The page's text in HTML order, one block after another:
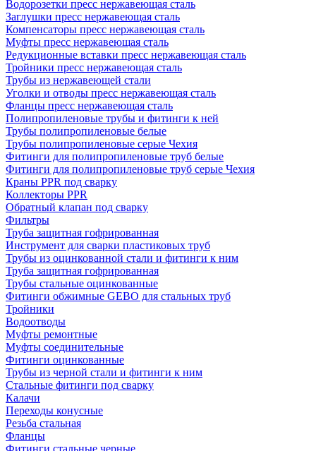
Водорозетки пресс нержавеющая сталь
Заглушки пресс нержавеющая сталь
Компенсаторы пресс нержавеющая сталь
Муфты пресс нержавеющая сталь
Редукционные вставки пресс нержавеющая сталь
Тройники пресс нержавеющая сталь
Трубы из нержавеющей стали
Уголки и отводы пресс нержавеющая сталь
Фланцы пресс нержавеющая сталь
Полипропиленовые трубы и фитинги к ней
Трубы полипропиленовые белые
Трубы полипропиленовые серые Чехия
Фитинги для полипропиленовые труб белые
Фитинги для полипропиленовые труб серые Чехия
Краны PPR под сварку
Коллекторы PPR
Обратный клапан под сварку
Фильтры
Труба защитная гофрированная
Инструмент для сварки пластиковых труб
Трубы из оцинкованной стали и фитинги к ним
Труба защитная гофрированная
Трубы стальные оцинкованные
Фитинги обжимные GEBO для стальных труб
Тройники
Водоотводы
Муфты ремонтные
Муфты соединительные
Фитинги оцинкованные
Трубы из черной стали и фитинги к ним
Стальные фитинги под сварку
Калачи
Переходы конусные
Резьба стальная
Фланцы
Фитинги стальные черные